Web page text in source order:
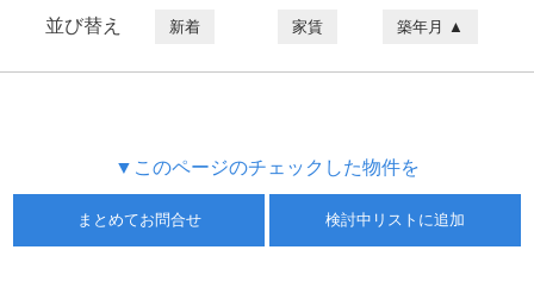
並び替え 新着 家賃 築年月 ▲
▼このページのチェックした物件を
まとめてお問合せ 検討中リストに追加